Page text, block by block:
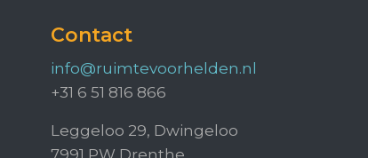
Contact
info@ruimtevoorhelden.nl
+31 6 51 816 866
Leggeloo 29, Dwingeloo
7991 PW Drenthe